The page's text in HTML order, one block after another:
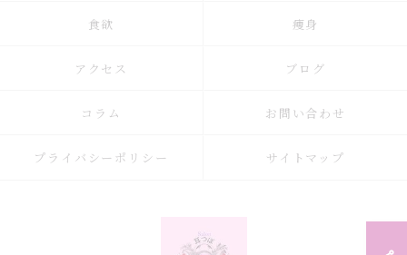
食欲 痩身
アクセス ブログ
コラム お問い合わせ
プライバシーポリシー サイトマップ